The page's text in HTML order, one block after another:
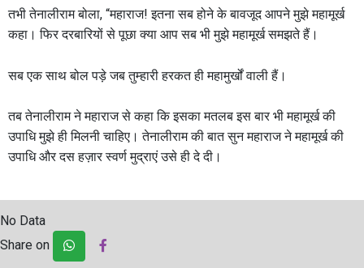
तभी तेनालीराम बोला, “महाराज! इतना सब होने के बावजूद आपने मुझे महामूर्ख
कहा। फिर दरबारियों से पूछा क्या आप सब भी मुझे महामूर्ख समझते हैं।
सब एक साथ बोल पड़े जब तुम्हारी हरकत ही महामुर्खों वाली हैं।
तब तेनालीराम ने महाराज से कहा कि इसका मतलब इस बार भी महामूर्ख की
उपाधि मुझे ही मिलनी चाहिए। तेनालीराम की बात सुन महाराज ने महामूर्ख की
उपाधि और दस हज़ार स्वर्ण मुद्राएं उसे ही दे दी।
No Data
Share on